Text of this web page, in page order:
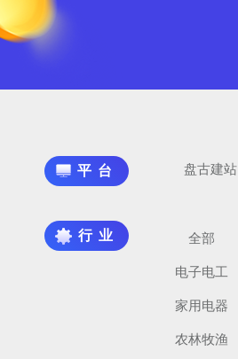
平台 盘古建站
行业 全部
电子电工
家用电器
农林牧渔